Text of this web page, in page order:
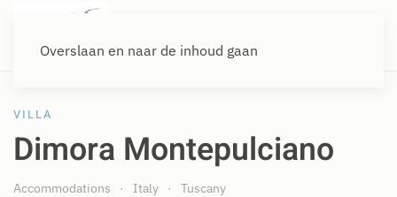
Overslaan en naar de inhoud gaan
VILLA
Dimora Montepulciano
Accommodations Italy Tuscany